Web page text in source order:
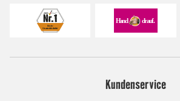
Kundenservice